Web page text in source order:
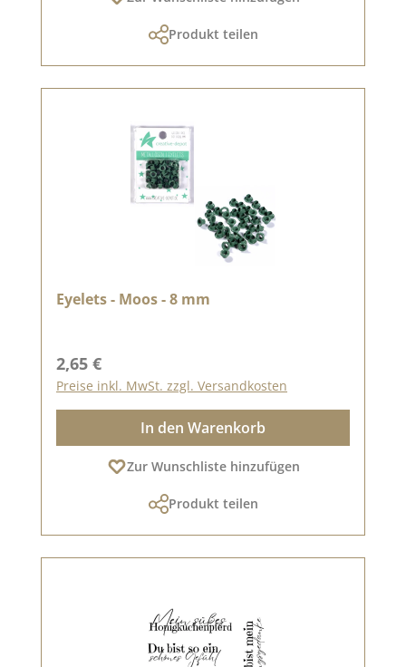
Produkt teilen
Eyelets - Moos - 8 mm
Regulärer Preis:
2,65 €
Preise inkl. MwSt. zzgl. Versandkosten
In den Warenkorb
Zur Wunschliste hinzufügen
Produkt teilen